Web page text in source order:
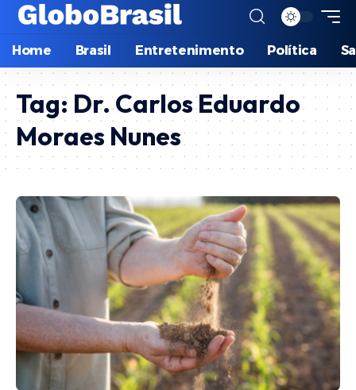
Home Brasil Entretenimento Política
Tag: Dr. Carlos Eduardo
Moraes Nunes